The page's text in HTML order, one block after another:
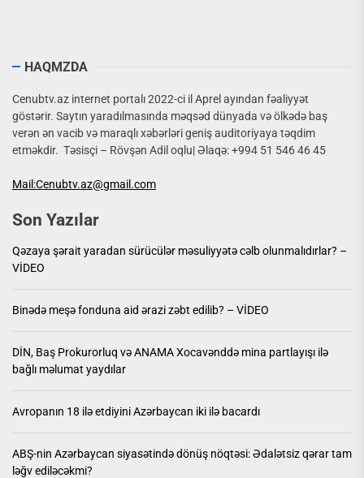
HAQMZDA
Cenubtv.az internet portalı 2022-ci il Aprel ayından fəaliyyət
göstərir. Saytın yaradılmasında məqsəd dünyada və ölkədə baş
verən ən vacib və maraqlı xəbərləri geniş auditoriyaya təqdim
etməkdir. Təsisçi – Rövşən Adil oqlu| Əlaqə: +994 51 546 46 45
Mail:Cenubtv.az@gmail.com
Son Yazılar
Qəzaya şərait yaradan sürücülər məsuliyyətə cəlb olunmalıdırlar? –
VİDEO
Binədə meşə fonduna aid ərazi zəbt edilib? – VİDEO
DİN, Baş Prokurorluq və ANAMA Xocavənddə mina partlayışı ilə
bağlı məlumat yaydılar
Avropanın 18 ilə etdiyini Azərbaycan iki ilə bacardı
ABŞ-nin Azərbaycan siyasətində dönüş nöqtəsi: Ədalətsiz qərar tam
ləğv ediləcəkmi?